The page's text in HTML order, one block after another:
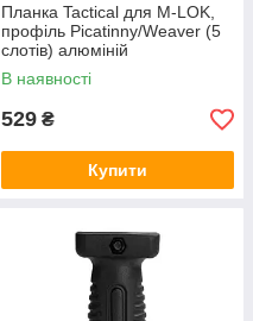
Планка Tactical для M-LOK,
профіль Picatinny/Weaver (5
слотів) алюміній
В наявності
529 ₴
Купити